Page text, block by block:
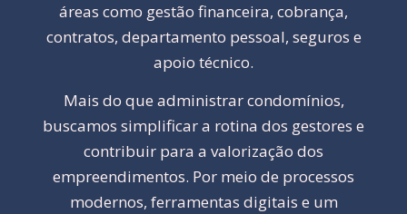
áreas como gestão financeira, cobrança,
contratos, departamento pessoal, seguros e
apoio técnico.
Mais do que administrar condomínios,
buscamos simplificar a rotina dos gestores e
contribuir para a valorização dos
empreendimentos. Por meio de processos
modernos, ferramentas digitais e um